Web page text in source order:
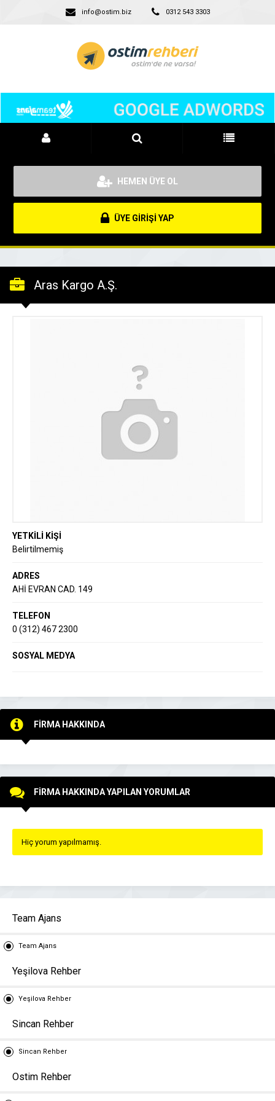
info@ostim.biz 0312 543 3303
HEMEN ÜYE OL
ÜYE GİRİŞİ YAP
Aras Kargo A.Ş.
YETKİLİ KİŞİ
Belirtilmemiş
ADRES
AHİ EVRAN CAD. 149
TELEFON
0 (312) 467 2300
SOSYAL MEDYA
FİRMA HAKKINDA
FİRMA HAKKINDA YAPILAN YORUMLAR
Hiç yorum yapılmamış.
Team Ajans
Team Ajans
Yeşilova Rehber
Yeşilova Rehber
Sincan Rehber
Sincan Rehber
Ostim Rehber